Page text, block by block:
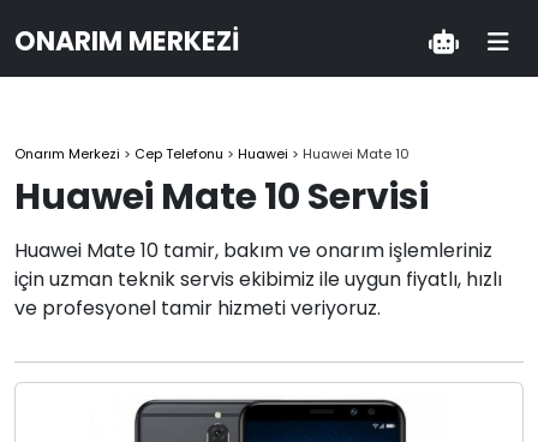
ONARIM MERKEZI
Onarım Merkezi > Cep Telefonu > Huawei > Huawei Mate 10
Huawei Mate 10 Servisi
Huawei Mate 10 tamir, bakım ve onarım işlemleriniz
için uzman teknik servis ekibimiz ile uygun fiyatlı, hızlı
ve profesyonel tamir hizmeti veriyoruz.